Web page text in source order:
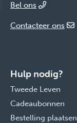
Bel ons
Contacteer ons
Hulp nodig?
Tweede Leven
Cadeaubonnen
Bestelling plaatsen